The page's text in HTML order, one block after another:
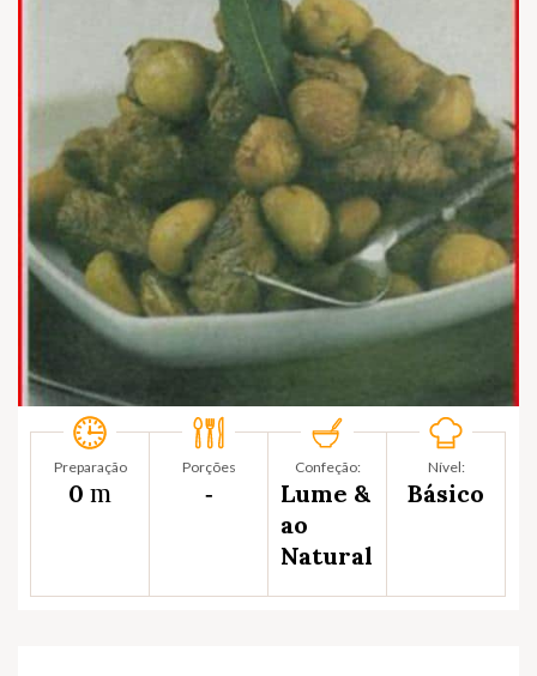
Preparação
0 m
Porções
‐
Confeção:
Lume &
ao
Natural
Nível:
Básico